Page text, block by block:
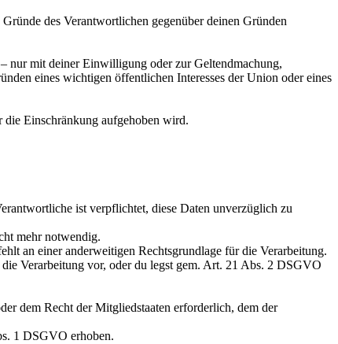
des Verantwortlichen gegenüber deinen Gründen
nur mit deiner Einwilligung oder zur Geltendmachung,
eines wichtigen öffentlichen Interesses der Union oder eines
die Einschränkung aufgehoben wird.
ist verpflichtet, diese Daten unverzüglich zu
mehr notwendig.
an einer anderweitigen Rechtsgrundlage für die Verarbeitung.
Verarbeitung vor, oder du legst gem. Art. 21 Abs. 2 DSGVO
dem Recht der Mitgliedstaaten erforderlich, dem der
1 DSGVO erhoben.